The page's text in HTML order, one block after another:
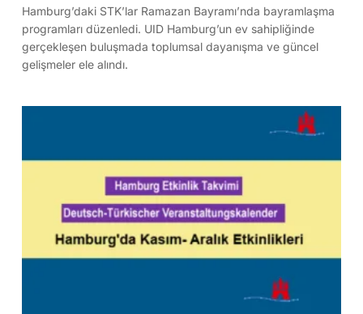
Hamburg’daki STK’lar Ramazan Bayramı’nda bayramlaşma
programları düzenledi. UID Hamburg’un ev sahipliğinde
gerçekleşen buluşmada toplumsal dayanışma ve güncel
gelişmeler ele alındı.